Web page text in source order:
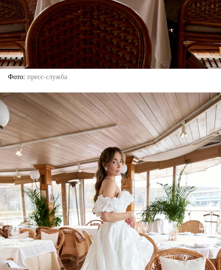
Фото пресс-служба